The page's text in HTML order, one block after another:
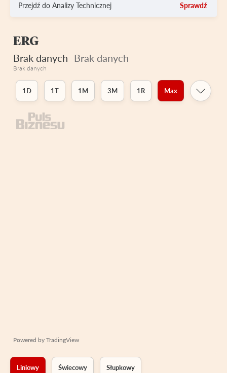
Przejdź do Analizy Technicznej Sprawdź
ERG
Brak danych Brak danych
Brak danych
1D 1T 1M 3M 1R Max
Powered by TradingView
Liniowy Świecowy Słupkowy